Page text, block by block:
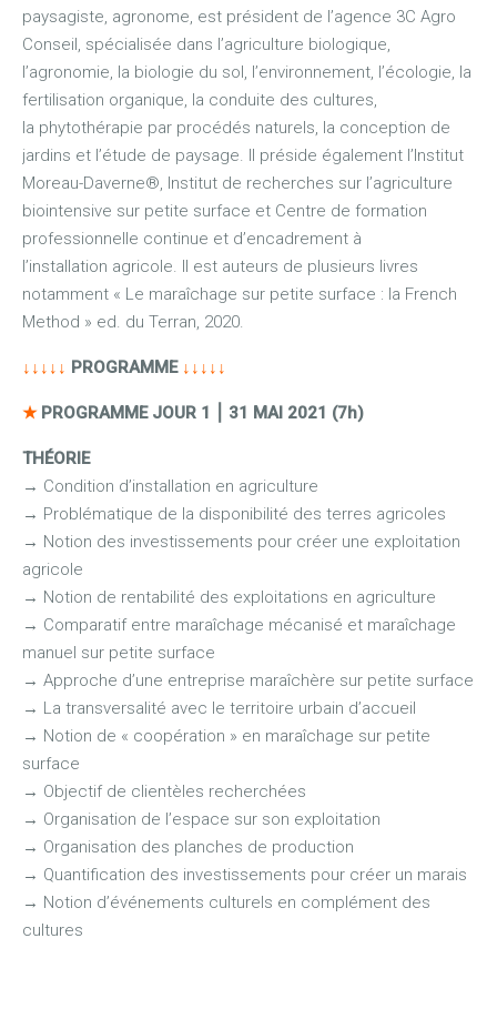
paysagiste, agronome, est président de l’agence 3C Agro
Conseil, spécialisée dans l’agriculture biologique,
l’agronomie, la biologie du sol, l’environnement, l’écologie, la
fertilisation organique, la conduite des cultures,
la phytothérapie par procédés naturels, la conception de
jardins et l’étude de paysage. Il préside également l’Institut
Moreau-Daverne®, Institut de recherches sur l’agriculture
biointensive sur petite surface et Centre de formation
professionnelle continue et d’encadrement à
l’installation agricole. Il est auteurs de plusieurs livres
notamment « Le maraîchage sur petite surface : la French
Method » ed. du Terran, 2020.
↓↓↓↓↓ PROGRAMME ↓↓↓↓↓
★PROGRAMME JOUR 1 31 MAI 2021 (7h)
THÉORIE
→ Condition d’installation en agriculture
→ Problématique de la disponibilité des terres agricoles
→ Notion des investissements pour créer une exploitation
agricole
→ Notion de rentabilité des exploitations en agriculture
→ Comparatif entre maraîchage mécanisé et maraîchage
manuel sur petite surface
→ Approche d’une entreprise maraîchère sur petite surface
→ La transversalité avec le territoire urbain d’accueil
→ Notion de « coopération » en maraîchage sur petite
surface
→ Objectif de clientèles recherchées
→ Organisation de l’espace sur son exploitation
→ Organisation des planches de production
→ Quantification des investissements pour créer un marais
→ Notion d’événements culturels en complément des
cultures